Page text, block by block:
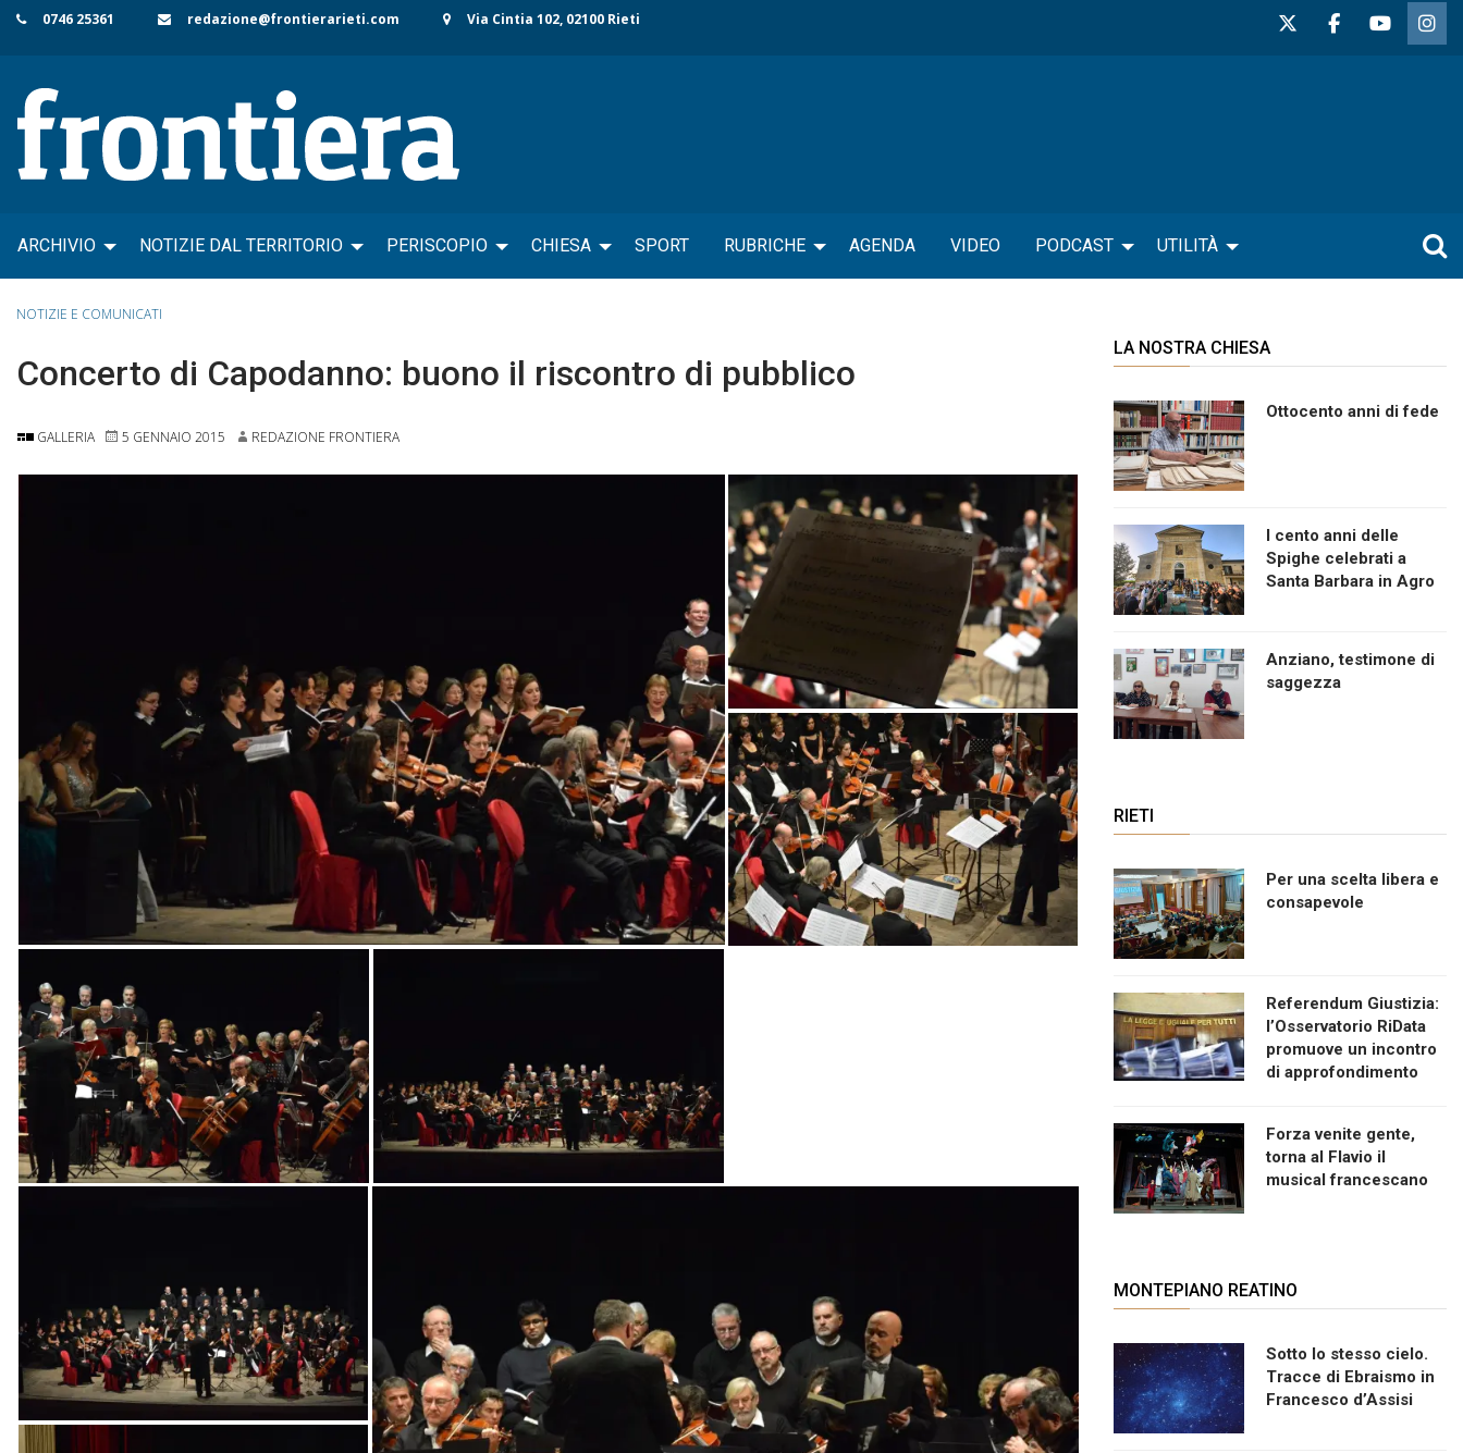
Skip
content
0746 25361 redazione@frontierarieti.com Via Cintia 102, 02100 Rieti
ARCHIVIO NOTIZIE DAL TERRITORIO PERISCOPIO CHIESA SPORT RUBRICHE AGENDA VIDEO PODCAST UTILITÀ
NOTIZIE E COMUNICATI
Concerto di Capodanno: buono il riscontro di pubblico
GALLERIA 5 GENNAIO 2015 REDAZIONE FRONTIERA
LA NOSTRA CHIESA
Ottocento anni di fede
I cento anni delle
Spighe celebrati a
Santa Barbara in Agro
Anziano, testimone di
saggezza
RIETI
Per una scelta libera e
consapevole
Referendum Giustizia:
l’Osservatorio RiData
promuove un incontro
di approfondimento
Forza venite gente,
torna al Flavio il
musical francescano
MONTEPIANO REATINO
Sotto lo stesso cielo.
Tracce di Ebraismo in
Francesco d’Assisi